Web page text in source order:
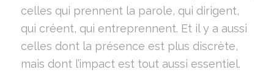
celles qui prennent la parole, qui dirigent,
qui créent, qui entreprennent. Et il y a aussi
celles dont la présence est plus discrète,
mais dont l’impact est tout aussi essentiel.